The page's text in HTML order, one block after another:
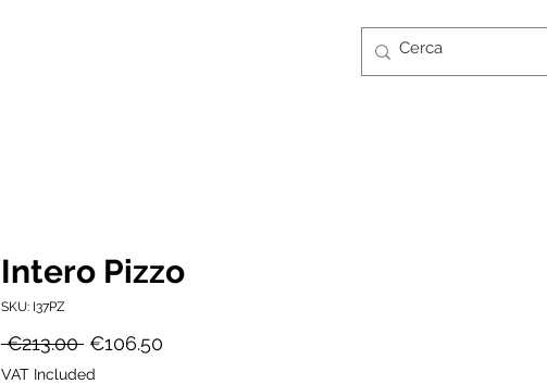
Intero Pizzo
SKU: I37PZ
€213.00 Regular
Price
€106.50
VAT Included